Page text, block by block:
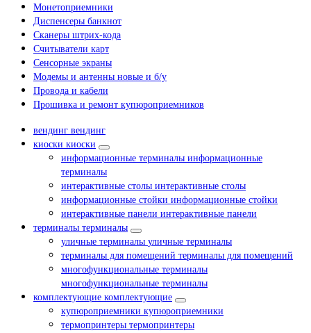
Монетоприемники
Диспенсеры банкнот
Сканеры штрих-кода
Считыватели карт
Сенсорные экраны
Модемы и антенны новые и б/у
Провода и кабели
Прошивка и ремонт купюроприемников
вендинг вендинг
киоски киоски
информационные терминалы информационные
терминалы
интерактивные столы интерактивные столы
информационные стойки информационные стойки
интерактивные панели интерактивные панели
терминалы терминалы
уличные терминалы уличные терминалы
терминалы для помещений терминалы для помещений
многофункциональные терминалы
многофункциональные терминалы
комплектующие комплектующие
купюроприемники купюроприемники
термопринтеры термопринтеры